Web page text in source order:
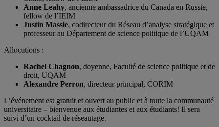
Anne Leahy, ancienne ambassadrice du Canada en Russie,
fellow de l’IEIM
Justin Massie, codirecteur du Réseau d’analyse stratégique et
professeur au Département de science politique de l’UQAM
Allocutions :
Rachel Chagnon, doyenne, Faculté de science politique et de
droit, UQAM
Alexandre Perron, directeur principal, CORIM
L’événement est gratuit et ouvert au public et à toute la communauté
universitaire – bienvenue aux étudiantes et aux étudiants! Il sera
suivi d’un cocktail de réseautage.